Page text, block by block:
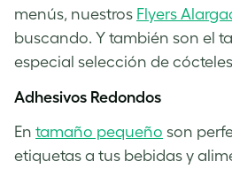
menús, nuestros Flyers
buscando. Y también son el
especial selección de
Adhesivos Redondos
En tamaño pequeño son
etiquetas a tus bebidas y